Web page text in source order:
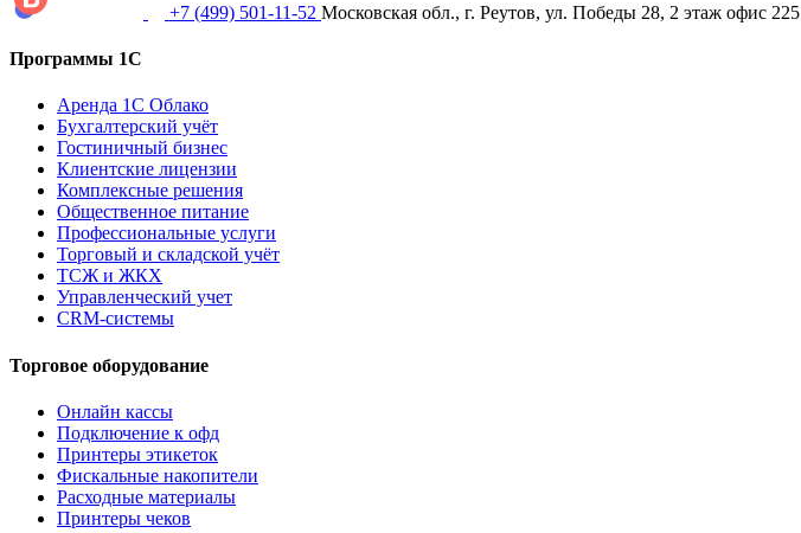
+7 (499) 501-11-52 Московская обл., г. Реутов, ул. Победы 28, 2 этаж офис 225
Программы 1С
Аренда 1С Облако
Бухгалтерский учёт
Гостиничный бизнес
Клиентские лицензии
Комплексные решения
Общественное питание
Профессиональные услуги
Торговый и складской учёт
ТСЖ и ЖКХ
Управленческий учет
CRM-системы
Торговое оборудование
Онлайн кассы
Подключение к офд
Принтеры этикеток
Фискальные накопители
Расходные материалы
Принтеры чеков